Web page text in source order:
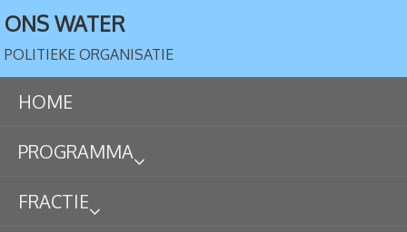
ONS WATER
POLITIEKE ORGANISATIE
HOME
PROGRAMMA
FRACTIE